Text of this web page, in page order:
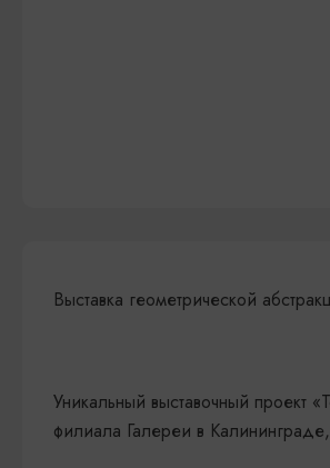
Выставка геометрической
Уникальный выставочный проект
филиала Галереи в